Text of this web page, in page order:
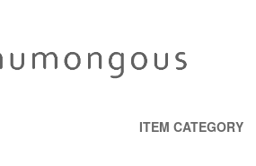
ITEM CATEGORY